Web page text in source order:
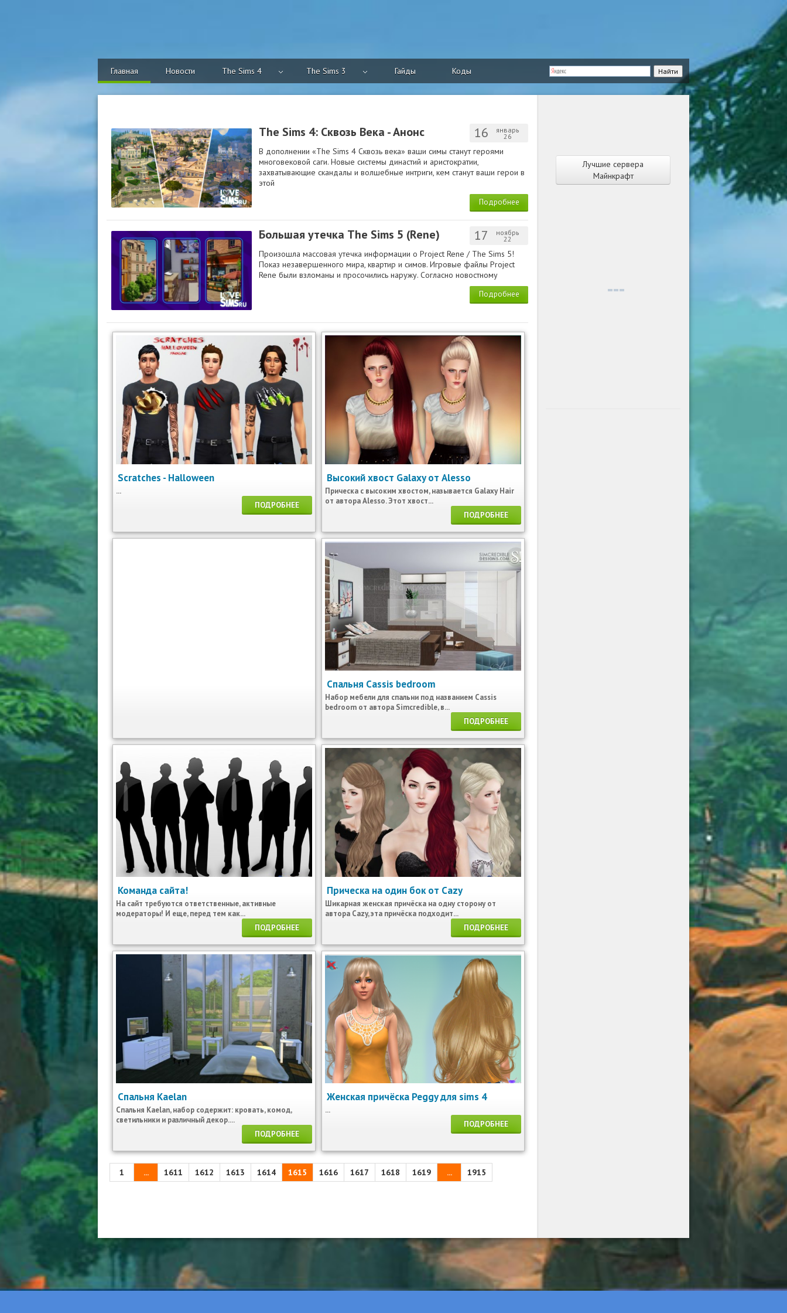
Главная Новости The Sims 4 The Sims 3 Гайды Коды
Лучшие сервера
Майнкрафт
16 январь
26
The Sims 4: Сквозь Века - Анонс
В дополнении «The Sims 4 Сквозь века» ваши симы станут героями
многовековой саги. Новые системы династий и аристократии,
захватывающие скандалы и волшебные интриги, кем станут ваши герои в
этой
Подробнее
17 ноябрь
22
Большая утечка The Sims 5 (Rene)
Произошла массовая утечка информации о Project Rene / The Sims 5!
Показ незавершенного мира, квартир и симов. Игровые файлы Project
Rene были взломаны и просочились наружу. Согласно новостному
Подробнее
Scratches - Halloween
...
ПОДРОБНЕЕ
Высокий хвост Galaxy от Alesso
Прическа с высоким хвостом, называется Galaxy Hair
от автора Alesso. Этот хвост...
ПОДРОБНЕЕ
Спальня Cassis bedroom
Набор мебели для спальни под названием Cassis
bedroom от автора Simcredible, в...
ПОДРОБНЕЕ
Команда сайта!
На сайт требуются ответственные, активные
модераторы! И еще, перед тем как...
ПОДРОБНЕЕ
Прическа на один бок от Cazy
Шикарная женская причёска на одну сторону от
автора Cazy, эта причёска подходит...
ПОДРОБНЕЕ
Спальня Kaelan
Спальня Kaelan, набор содержит: кровать, комод,
светильники и различный декор....
ПОДРОБНЕЕ
Женская причёска Peggy для sims 4
...
ПОДРОБНЕЕ
1 ... 1611 1612 1613 1614 1615 1616 1617 1618 1619 ... 1915